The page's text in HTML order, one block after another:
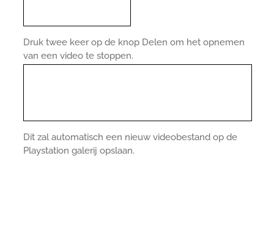
Druk twee keer op de knop Delen om het opnemen
van een video te stoppen.
Dit zal automatisch een nieuw videobestand op de
Playstation galerij opslaan.